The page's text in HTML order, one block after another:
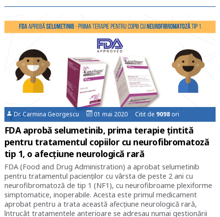
Dr. Carmina Georgescu 01 mai 2020 Citit de 9098 ori
FDA aprobă selumetinib, prima terapie țintită
pentru tratamentul copiilor cu neurofibromatoză
tip 1, o afecțiune neurologică rară
FDA (Food and Drug Administration) a aprobat selumetinib
pentru tratamentul pacienților cu vârsta de peste 2 ani cu
neurofibromatoză de tip 1 (NF1), cu neurofibroame plexiforme
simptomatice, inoperabile. Acesta este primul medicament
aprobat pentru a trata această afecțiune neurologică rară,
întrucât tratamentele anterioare se adresau numai gestionării